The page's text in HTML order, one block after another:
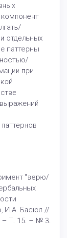
компонент
отдельных
паттерны
при
"верю/
И.А. Басюл //
– Т. 15. – № 3.